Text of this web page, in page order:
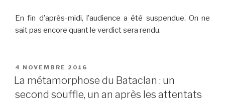
En fin d’après-midi, l’audience a été suspendue. On ne
sait pas encore quant le verdict sera rendu.
PUBLIÉ
LE
4 NOVEMBRE 2016
La métamorphose du Bataclan : un
second souffle, un an après les attentats